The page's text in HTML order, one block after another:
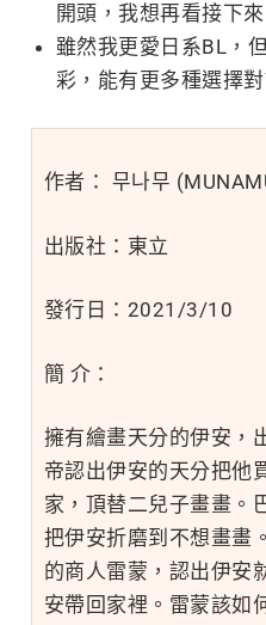
開頭，我想再看接下
雖然我更愛日系BL，
彩，能有更多種選擇
作者： 무나무
出版社：東立
發行日：2021/3/10
簡 介：
擁有繪畫天分的伊安，
帝認出伊安的天分把他
家，頂替二兒子畫畫。
把伊安折磨到不想畫畫
的商人雷蒙，認出伊安
安帶回家裡。雷蒙該如